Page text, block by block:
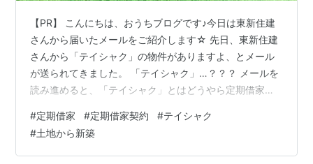
【PR】 こんにちは、おうちブログです♪今日は東新住建
さんから届いたメールをご紹介します☆ 先日、東新住建
さんから「テイシャク」の物件がありますよ、とメール
が送られてきました。 「テイシャク」…？？？ メールを
読み進めると、「テイシャク」とはどうやら定期借家物
に届いた東新住建のテイシャク物件はどんなものだった
のかをご紹介したいと思います。 定期借家にご興味のあ
る方はぜひご覧ください(^^)/ 東新住建のテイシャクとは
#定期借家 #定期借家契約 #テイシャク
#土地から新築